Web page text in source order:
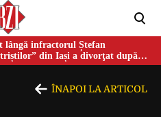
lângă infractorul Ștefan
din Iași a divorţat după
ÎNAPOI LA ARTICOL